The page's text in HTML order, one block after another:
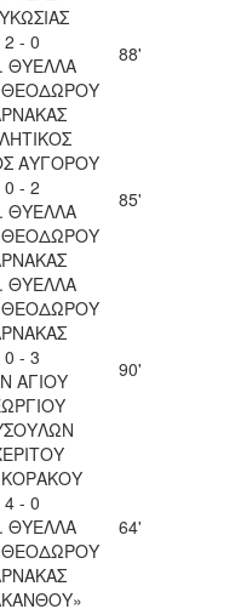
2 - 0
ΘΥΕΛΛΑ
ΘΕΟΔΩΡΟΥ
88'
ΑΥΓΟΡΟΥ
0 - 2
ΘΥΕΛΛΑ
ΘΕΟΔΩΡΟΥ
85'
ΘΥΕΛΛΑ
ΘΕΟΔΩΡΟΥ
0 - 3
ΑΓΙΟΥ
90'
4 - 0
ΘΥΕΛΛΑ
ΘΕΟΔΩΡΟΥ
64'